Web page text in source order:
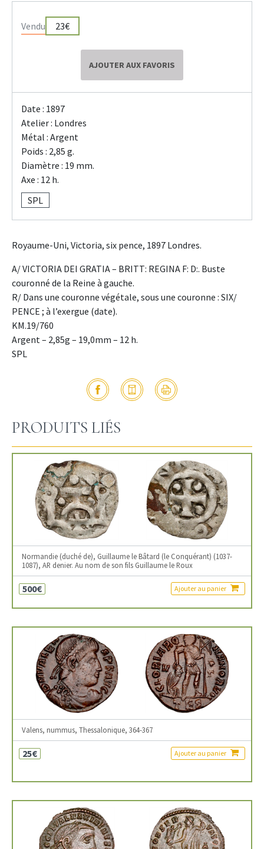
Vendu 23€
AJOUTER AUX FAVORIS
Date : 1897
Atelier : Londres
Métal : Argent
Poids : 2,85 g.
Diamètre : 19 mm.
Axe : 12 h.
SPL
Royaume-Uni, Victoria, six pence, 1897 Londres.
A/ VICTORIA DEI GRATIA – BRITT: REGINA F: D:. Buste
couronné de la Reine à gauche.
R/ Dans une couronne végétale, sous une couronne : SIX/
PENCE ; à l’exergue (date).
KM.19/760
Argent – 2,85g – 19,0mm – 12 h.
SPL
PRODUITS LIÉS
Normandie (duché de), Guillaume le Bâtard (le Conquérant) (1037-
1087), AR denier. Au nom de son fils Guillaume le Roux
500€ Ajouter au panier
Valens, nummus, Thessalonique, 364-367
25€ Ajouter au panier